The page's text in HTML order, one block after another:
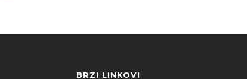
BRZI LINKOVI